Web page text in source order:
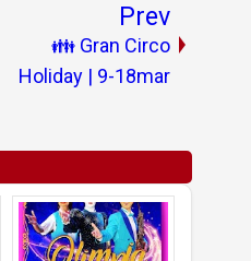
Prev
👪 Gran Circo
Holiday | 9-18mar